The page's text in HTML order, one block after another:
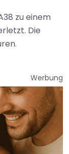
zu einem
Die
Werbung